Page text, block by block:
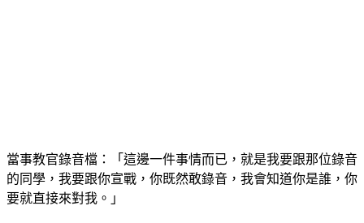
當事教官錄音檔：「這邊一件事情而已，就是我要跟那位錄音
的同學，我要跟你宣戰，你既然敢錄音，我會知道你是誰，你
要就直接來對我。」